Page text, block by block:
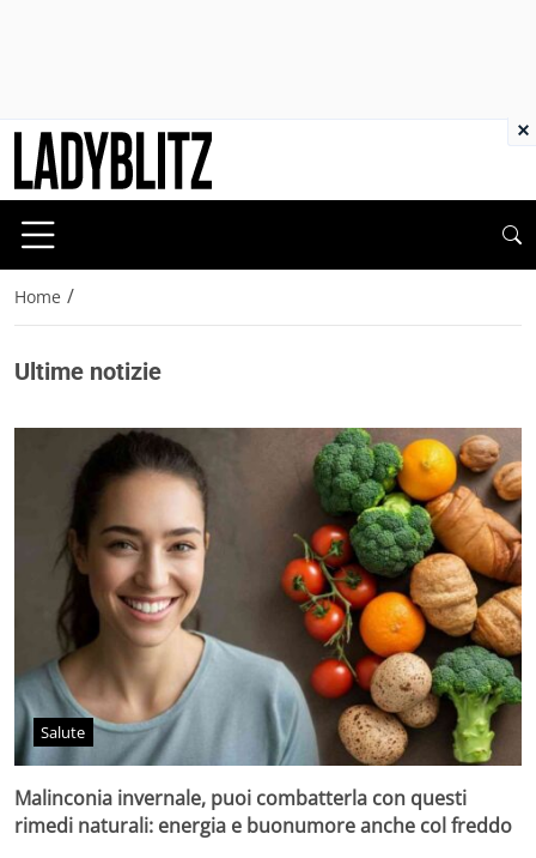
Home /
Ultime notizie
Salute
Malinconia invernale, puoi combatterla con questi
rimedi naturali: energia e buonumore anche col freddo
×